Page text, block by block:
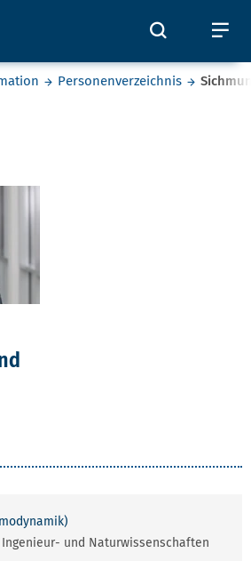
Öffnet
Personenverzeichnis
Ingenieur- und Naturwissenschaften